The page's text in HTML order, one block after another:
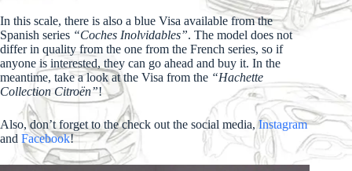
In this scale, there is also a blue Visa available from the
Spanish series “Coches Inolvidables”. The model does not
differ in quality from the one from the French series, so if
anyone is interested, they can go ahead and buy it. In the
meantime, take a look at the Visa from the “Hachette
Collection Citroën”!
Also, don’t forget to the check out the social media,Instagram
and Facebook!